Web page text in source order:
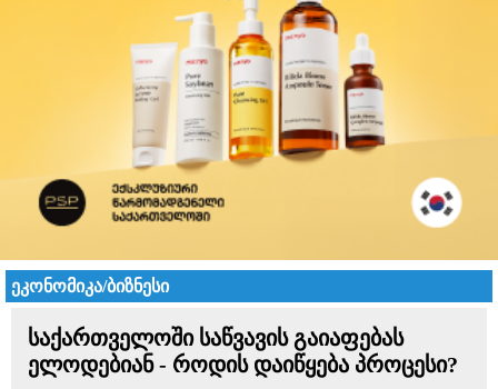
ეკონომიკა/ბიზნესი
საქართველოში საწვავის გაიაფებას
ელოდებიან - როდის დაიწყება პროცესი?